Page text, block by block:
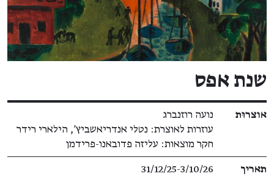
שנת אפס
פרטי תערוכה
אוצרוּת
נועה רוזנברג
עוזרות לאוצרת: נטלי אנדריאשביץ', הילארי רידר
חקר מוצאות: עליזה פדובאנו-פרידמן
תאריך 31/12/25​-​3/10/26